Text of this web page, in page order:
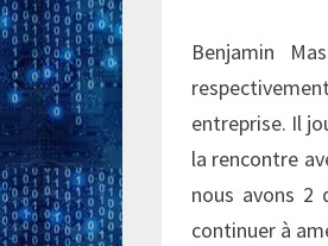
Benjamin
entreprise. Il
la rencontre
nous avons 2
continuer à